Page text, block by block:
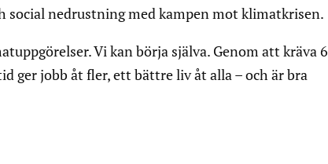
social nedrustning med kampen mot klimatkrisen.
Vi kan börja själva. Genom att kräva 6
ger jobb åt fler, ett bättre liv åt alla – och är bra